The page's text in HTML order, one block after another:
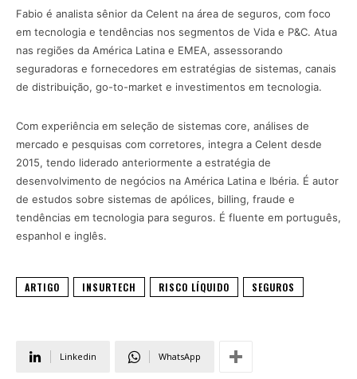
Fabio é analista sênior da Celent na área de seguros, com foco
em tecnologia e tendências nos segmentos de Vida e P&C. Atua
nas regiões da América Latina e EMEA, assessorando
seguradoras e fornecedores em estratégias de sistemas, canais
de distribuição, go-to-market e investimentos em tecnologia.
Com experiência em seleção de sistemas core, análises de
mercado e pesquisas com corretores, integra a Celent desde
2015, tendo liderado anteriormente a estratégia de
desenvolvimento de negócios na América Latina e Ibéria. É autor
de estudos sobre sistemas de apólices, billing, fraude e
tendências em tecnologia para seguros. É fluente em português,
espanhol e inglês.
ARTIGO INSURTECH RISCO LÍQUIDO SEGUROS
Linkedin WhatsApp